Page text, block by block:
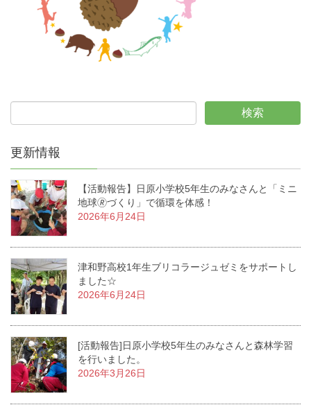
更新情報
【活動報告】日原小学校5年生のみなさんと「ミニ
地球🄬づくり」で循環を体感！
2026年6月24日
津和野高校1年生ブリコラージュゼミをサポートし
ました☆
2026年6月24日
[活動報告]日原小学校5年生のみなさんと森林学習
を行いました。
2026年3月26日